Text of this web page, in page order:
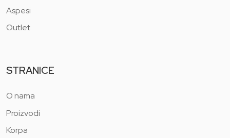
Aspesi
Outlet
STRANICE
O nama
Proizvodi
Korpa